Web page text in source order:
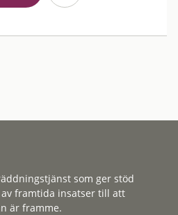
som ger stöd
framtida insatser till att
är framme.